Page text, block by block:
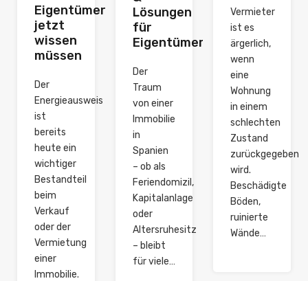
Eigentümer
jetzt
wissen
müssen
Der
Energieausweis
ist
bereits
heute ein
wichtiger
Bestandteil
beim
Verkauf
oder der
Vermietung
einer
Immobilie.
Lösungen
für
Eigentümer
Der
Traum
von einer
Immobilie
in
Spanien
– ob als
Feriendomizil,
Kapitalanlage
oder
Altersruhesitz
– bleibt
für viele…
Vermieter
ist es
ärgerlich,
wenn
eine
Wohnung
in einem
schlechten
Zustand
zurückgegeben
wird.
Beschädigte
Böden,
ruinierte
Wände…